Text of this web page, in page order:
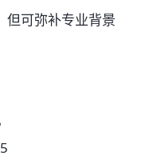
但可弥补专业背景